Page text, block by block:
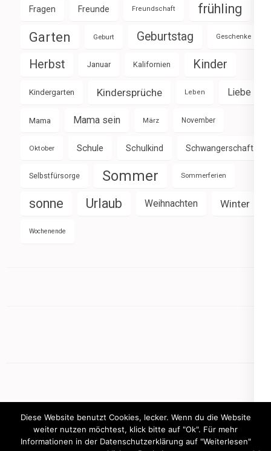
Fragen Freunde Freundschaft frühling
Garten Geburt Geburtstag Geschenke
Herbst Januar Kalifornien Kinder
Kindergarten Kindersprüche Leben Liebe
Mama Mama sein März November
Oktober Schule Schulkind Schwangerschaft
Selbstfürsorge Sommer Sommerferien
sonne Urlaub Weihnachten Winter
Wochenende
Diese Website benutzt Cookies, lecker. Wenn du die Website
weiter nutzen möchtest, klick bitte auf "Ok". Für mehr
Informationen in der Datenschutzerklärung auf "Weiterlesen"